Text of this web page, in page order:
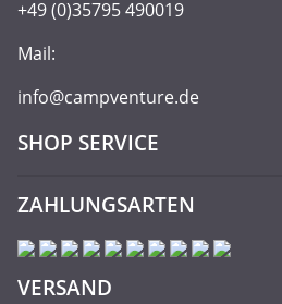
+49 (0)35795 490019
Mail:
info@campventure.de
SHOP SERVICE
ZAHLUNGSARTEN
VERSAND